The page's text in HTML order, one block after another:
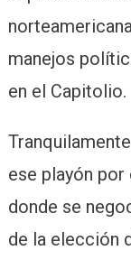
manejos
en el Capitolio.
ese playón por
donde se
de la elección